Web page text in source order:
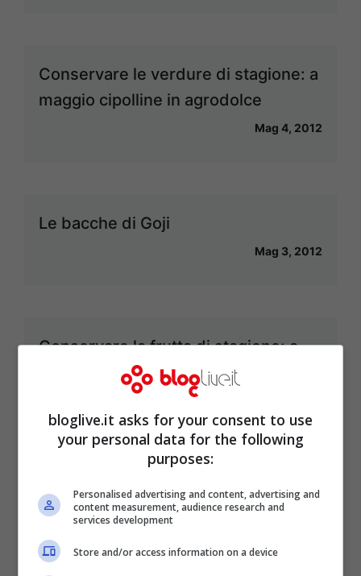
Conservare le verdure di stagione: a
maggio cipolline in agrodolce
Mag 4, 2012
Le bacche di Goji
Mag 3, 2012
Conservare la frutta di stagione: a
maggio fragole sciroppate e crema
di liquore alle fragole
Mag 3, 2012
Idee per la merenda fatta in casa:
coppa cioccolato e panna
bloglive.it asks for your consent to use
your personal data for the following
purposes:
Personalised advertising and content, advertising and
content measurement, audience research and
services development
Store and/or access information on a device